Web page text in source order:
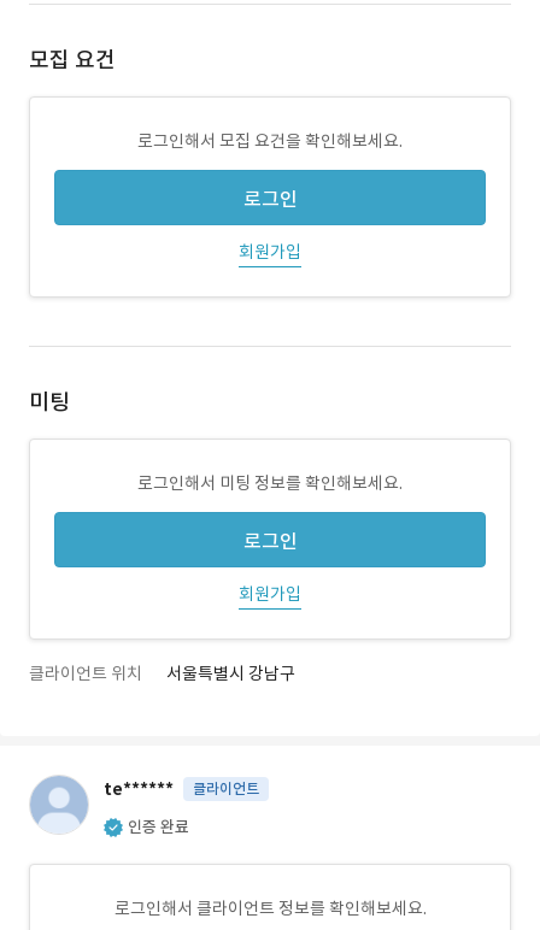
모집 요건
로그인해서 모집 요건을 확인해보세요.
로그인
회원가입
미팅
로그인해서 미팅 정보를 확인해보세요.
로그인
회원가입
클라이언트 위치 서울특별시 강남구
te****** 클라이언트
인증 완료
로그인해서 클라이언트 정보를 확인해보세요.